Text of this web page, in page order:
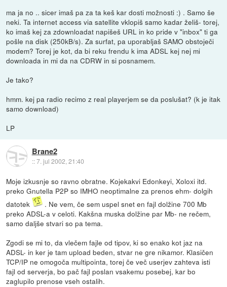
ma ja no .. sicer imaš pa za ta keš kar dosti možnosti :) . Samo še
neki. Ta internet access via satellite vklopiš samo kadar želiš- torej,
ko imaš kej za zdownloadat napišeš URL in ko pride v "inbox" ti ga
pošle na disk (250kB/s). Za surfat, pa uporabljaš SAMO obstoječi
modem? Torej je kot, da bi reku frendu k ima ADSL kej nej mi
downloada in mi da na CDRW in si posnamem.
Je tako?
hmm. kej pa radio recimo z real playerjem se da poslušat? (k je itak
samo download)
LP
Brane2
::7. jul 2002, 21:40
Moje izkusnje so ravno obratne. Kojekakvi Edonkeyi, Xoloxi itd.
preko Gnutella P2P so IMHO neoptimalne za prenos ehm- dolgih
datotek
. Ne vem, če sem uspel snet en fajl dolžine 700 Mb
preko ADSL-a v celoti. Kakšna muska dolžine par Mb- ne rečem,
samo daljše stvari so pa tema.
Zgodi se mi to, da vlečem fajle od tipov, ki so enako kot jaz na
ADSL- in ker je tam upload beden, stvar ne gre nikamor. Klasičen
TCP/IP ne omogoča multipointa, torej če več userjev zahteva isti
fajl od serverja, bo pač fajl poslan vsakemu posebej, kar bo
zaglupilo prenose vseh ostalih.